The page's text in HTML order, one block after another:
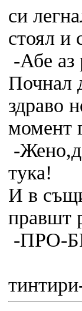
си
стоял и
-Абе аз
Почнал
здраво
момент
-
тука!
И в
правшт
-ПРО-